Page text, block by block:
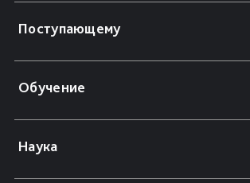
Поступающему
Обучение
Наука